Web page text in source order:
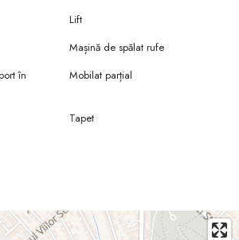
Lift
Mașină de spălat rufe
în
Mobilat parțial
Tapet